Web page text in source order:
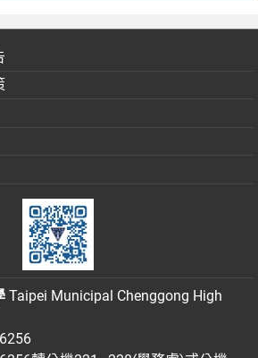
Taipei Municipal Chenggong High